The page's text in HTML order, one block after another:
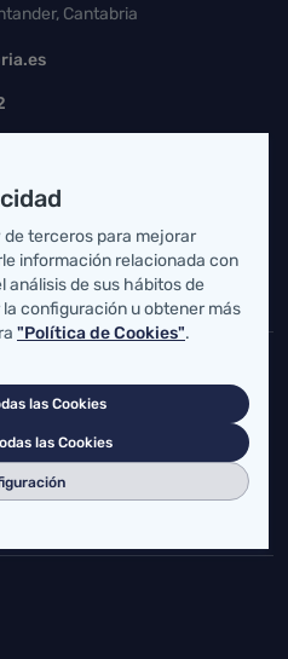
Cantabria
Santander, Cantabria
en las redes sociales.
de terceros para mejorar
información relacionada con
análisis de sus hábitos de
configuración u obtener más
"Política de Cookies".
las Cookies
las Cookies